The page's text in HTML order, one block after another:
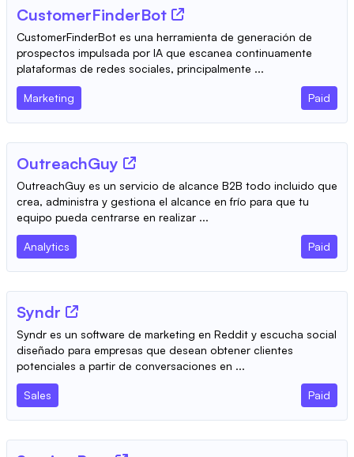
CustomerFinderBot
CustomerFinderBot es una herramienta de generación de
prospectos impulsada por IA que escanea continuamente
plataformas de redes sociales, principalmente ...
Marketing Paid
OutreachGuy
OutreachGuy es un servicio de alcance B2B todo incluido que
crea, administra y gestiona el alcance en frío para que tu
equipo pueda centrarse en realizar ...
Analytics Paid
Syndr
Syndr es un software de marketing en Reddit y escucha social
diseñado para empresas que desean obtener clientes
potenciales a partir de conversaciones en ...
Sales Paid